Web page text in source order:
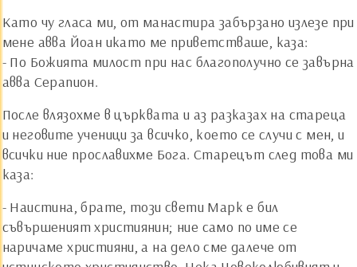
Като чу гласа ми, от манастира забързано излезе при
мене авва Йоан икато ме приветстваше, каза:
- По Божията милост при нас благополучно се завърна
авва Серапион.
После влязохме в църквата и аз разказах на стареца
и неговите ученици за всичко, което се случи с мен, и
всички ние прославихме Бога. Старецът след това ми
каза:
- Наистина, брате, този свети Марк е бил
съвършеният християнин; ние само по име се
наричаме християни, а на дело сме далече от